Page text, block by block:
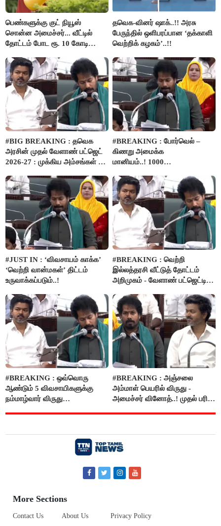
பெண்களுக்கு குட் நியூஸ்
சொன்ன அமைச்சர்... வீட்டில்
தோட்டம் போட ரூ. 10 கோடி
தவெக-வினர் ஷாக்..!! அரசு
பேருந்தில் ஒளிபரப்பான ‘தக்காளி
வெற்றிக் கழகம்’..!!
#BIG BREAKING : தவெக
அரசின் முதல் வேளாண் பட்ஜெட்
2026-27 : முக்கிய அம்சங்கள் ஓர்
#BREAKING : போர்வெல் –
கிணறு அமைக்க
மானியம்..! 1000
பம்புசெட் வழங்கப்படும்..!
#JUST IN : ‘விவசாயம் காக்க’
‘வெற்றி வான்மகள்’ திட்டம்
உருவாக்கப்படும்..!
#BREAKING : வெற்றி
இல்லத்தரசி வீட்டுத் தோட்டம்
அறிமுகம் - வேளாண் பட்ஜெட்டில்
#BREAKING : ஒவ்வொரு
ஆண்டும் 5 விவசாயிகளுக்கு
நம்மாழ்வார் விருது
#BREAKING : அஞ்சலை
அம்மாள் பெயரில் விருது -
அமைச்சர் வினோத்..! முதல் பரிசு
More Sections
Contact Us About Us Privacy Policy